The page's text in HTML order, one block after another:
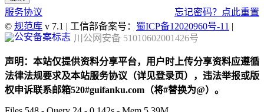
服务协议
忘记密码？点此重置
© 规范库 v 7.1 | 工信部备案号： 蜀ICP备12020960号-11 |
川公网安备 51010602001426号
声明：本站仅提供资料分享平台，用户时上传分享资料应遵循
法律法规要求及本站服务协议（详见登录页），违法举报或版
权申诉联系邮箱520#guifanku.com（将#替换为@）。